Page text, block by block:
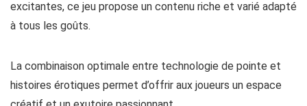
que vous soyez un vétéran à la recherche de nouveautés
excitantes, ce jeu propose un contenu riche et varié adapté
La combinaison optimale entre technologie de pointe et